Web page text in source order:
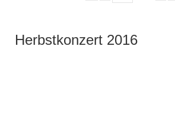
Herbstkonzert 2016